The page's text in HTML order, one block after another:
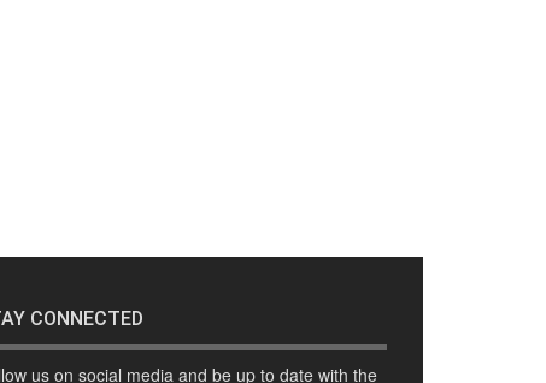
CONNECTED
us on social media and be up to date with the